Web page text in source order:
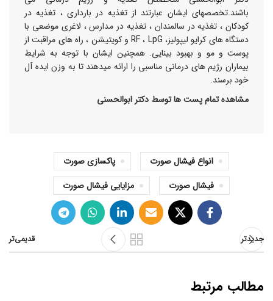
باشند.تخصصهای ایشان عبارتند از تغذیه در بارداری ، تغذیه در
کودکان ، تغذیه در سالمندان ، تغذیه در مدارس ، لاغری موضعی با
دستگاه های کرایو لیپولیز، RF ، LpG و کویتیشن ، راه های مراقبت از
پوست و مو و بهبود بینایی. همچنین ایشان با توجه به شرایط
بیماران رژیم های درمانی مناسبی را ارائه میدهند تا به وزن ایده آل
خود برسند.
مشاهده تمام پست ها توسط دکتر ابوالحسنی
انواع فیشال صورت
پاکسازی صورت
فیشال صورت
مزایایی فیشال صورت
جدیدتر قدیمی‌تر
مطالب مرتبط